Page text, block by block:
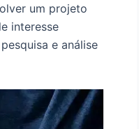
um projeto
interesse
e análise